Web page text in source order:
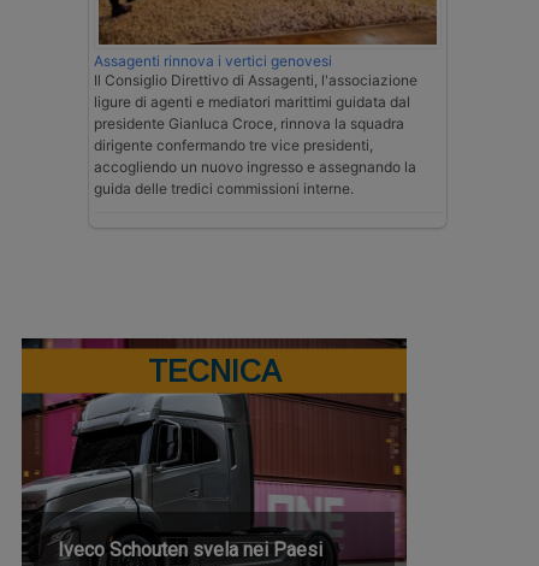
Assagenti rinnova i vertici genovesi
Il Consiglio Direttivo di Assagenti, l'associazione
ligure di agenti e mediatori marittimi guidata dal
presidente Gianluca Croce, rinnova la squadra
dirigente confermando tre vice presidenti,
accogliendo un nuovo ingresso e assegnando la
guida delle tredici commissioni interne.
TECNICA
Iveco Schouten svela nei Paesi